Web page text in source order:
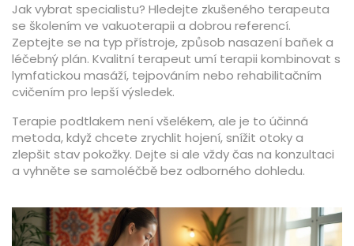
Jak vybrat specialistu? Hledejte zkušeného terapeuta
se školením ve vakuoterapii a dobrou referencí.
Zeptejte se na typ přístroje, způsob nasazení baňek a
léčebný plán. Kvalitní terapeut umí terapii kombinovat s
lymfatickou masáží, tejpováním nebo rehabilitačním
cvičením pro lepší výsledek.
Terapie podtlakem není všelékem, ale je to účinná
metoda, když chcete zrychlit hojení, snížit otoky a
zlepšit stav pokožky. Dejte si ale vždy čas na konzultaci
a vyhněte se samoléčbě bez odborného dohledu.